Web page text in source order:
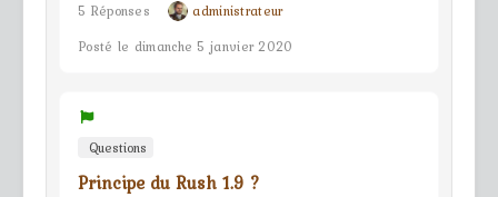
5 Réponses
administrateur
Posté le dimanche 5 janvier 2020
Questions
Principe du Rush 1.9 ?